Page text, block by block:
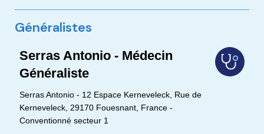
Généralistes
Serras Antonio - Médecin
Généraliste
Serras Antonio - 12 Espace Kerneveleck, Rue de
Kerneveleck, 29170 Fouesnant, France -
Conventionné secteur 1